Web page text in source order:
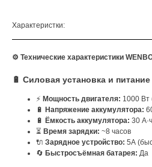
Характеристки:
⚙️ Технические характеристики
🔋 Силовая установка и питание
⚡ Мощность двигателя: 1000 Вт
🔋 Напряжение аккумулятора:
🔋 Ёмкость аккумулятора: 30 А·ч
⏳ Время зарядки: ~8 часов
🔌 Зарядное устройство: 5А
🔄 Быстросъёмная батарея: Да